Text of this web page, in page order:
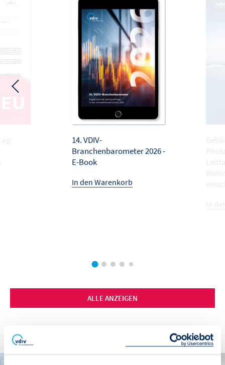
14. VDIV-
Branchenbarometer 2026 -
E-Book
In den Warenkorb
In
ALLE ANZEIGEN